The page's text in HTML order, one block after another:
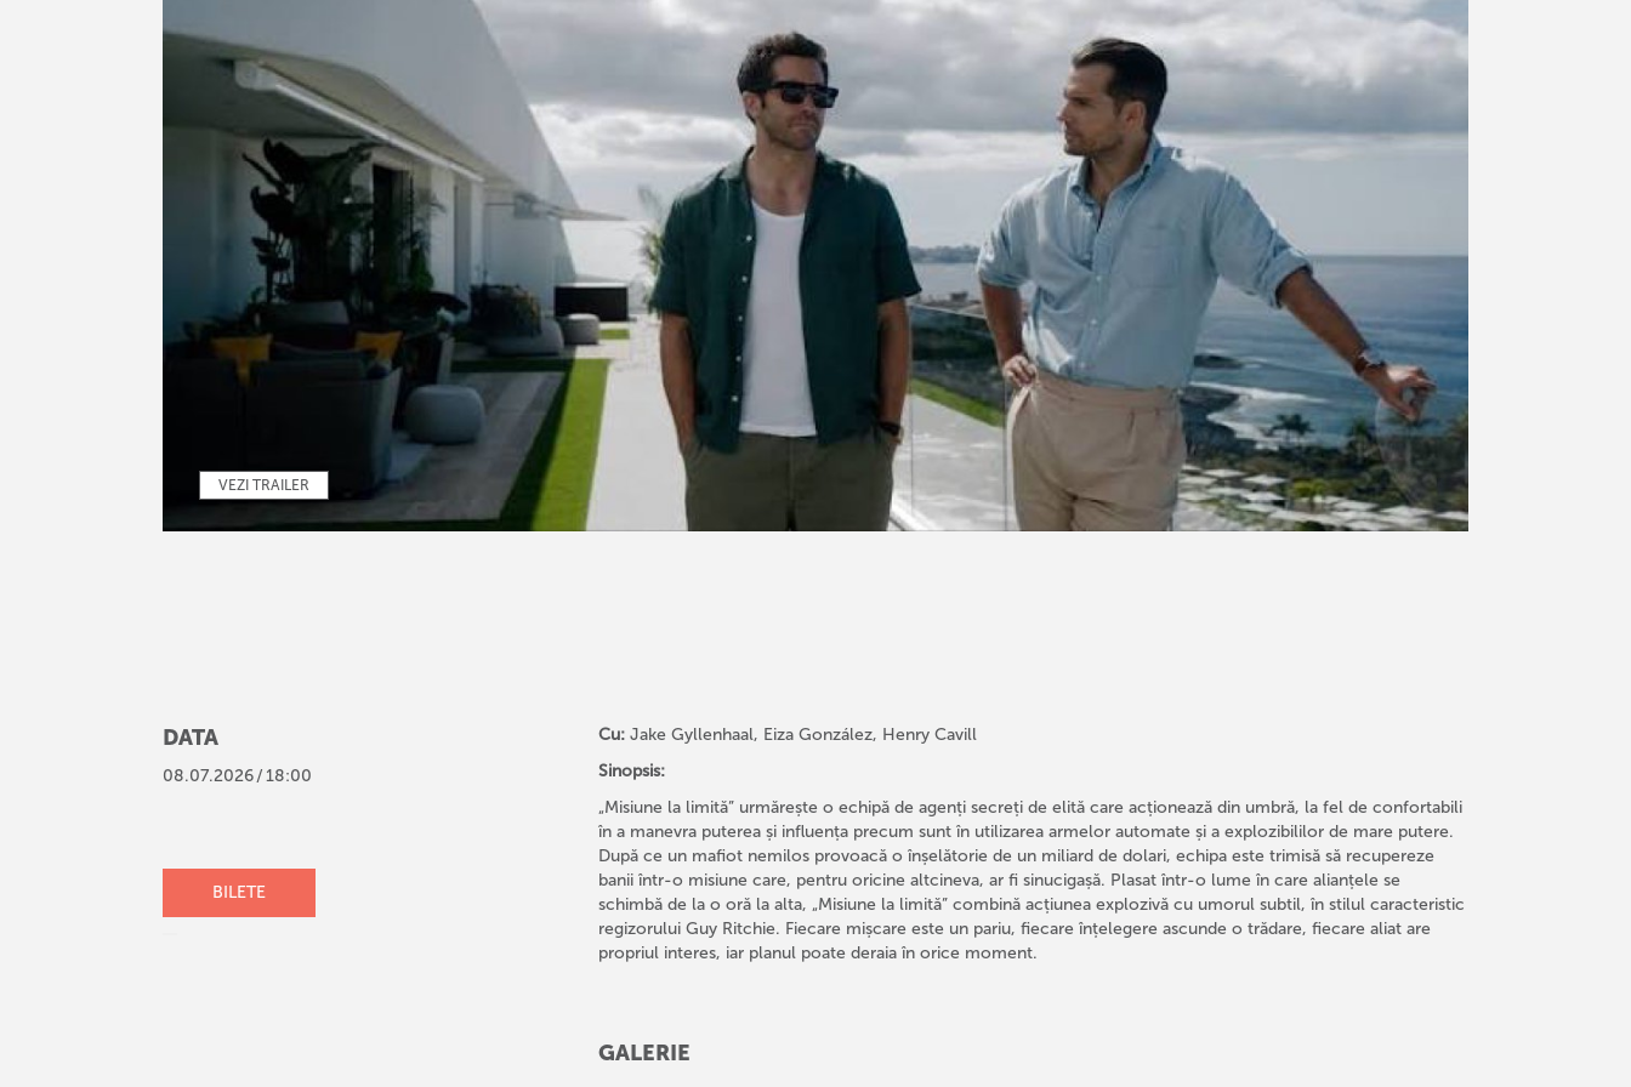
VEZI TRAILER
DATA
08.07.2026/18:00
BILETE
Cu:Jake Gyllenhaal, Eiza González, Henry Cavill
Sinopsis:
„Misiune la limită” urmărește o echipă de agenți secreți de elită care acționează din umbră, la fel de confortabili
în a manevra puterea și influența precum sunt în utilizarea armelor automate și a explozibililor de mare putere.
După ce un mafiot nemilos provoacă o înșelătorie de un miliard de dolari, echipa este trimisă să recupereze
banii într-o misiune care, pentru oricine altcineva, ar fi sinucigașă. Plasat într-o lume în care alianțele se
schimbă de la o oră la alta, „Misiune la limită” combină acțiunea explozivă cu umorul subtil, în stilul caracteristic
regizorului Guy Ritchie. Fiecare mișcare este un pariu, fiecare înțelegere ascunde o trădare, fiecare aliat are
propriul interes, iar planul poate deraia în orice moment.
GALERIE